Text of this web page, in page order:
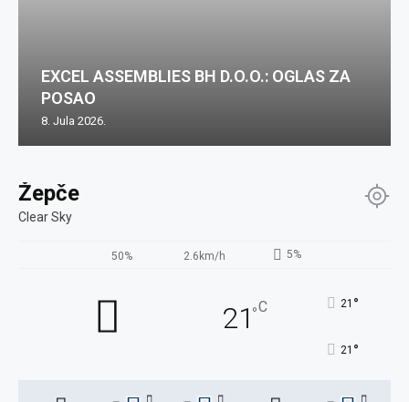
Žepče
Clear Sky
50% 2.6km/h 5%
21°C 21 °
21 °
EXCEL ASSEMBLIES BH D.O.O.: OGLAS ZA
POSAO
8. Jula 2026.